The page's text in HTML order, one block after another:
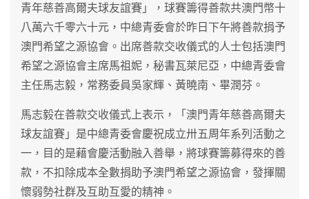
青年慈善高爾夫球友誼賽」，球賽籌得善款共澳門幣十
八萬六千零六十元，中總青委會於昨日下午將善款捐予
澳門希望之源協會。出席善款交收儀式的人士包括澳門
希望之源協會主席馬祖妮，秘書瓦萊尼亞，中總青委會
主任馬志毅，常務委員吳家輝、黃曉南、畢潤芬。
馬志毅在善款交收儀式上表示，「澳門青年慈善高爾夫
球友誼賽」是中總青委會慶祝成立卅五周年系列活動之
一，目的是藉會慶活動融入善舉，將球賽籌募得來的善
款，不扣除成本全數捐助予澳門希望之源協會，發揮關
懷弱勢社群及互助互愛的精神。